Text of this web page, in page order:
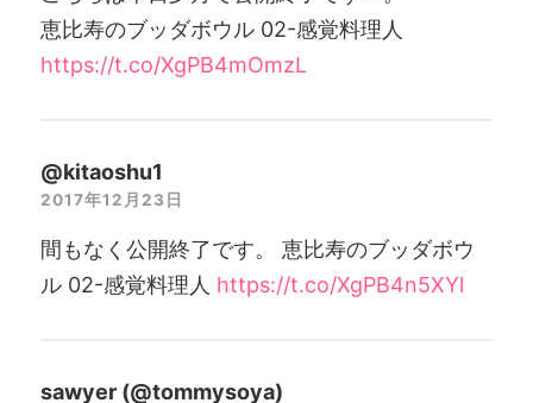
恵比寿のブッダボウル 02-感覚料理人
https://t.co/XgPB4mOmzL
@kitaoshu1
2017年12月23日
間もなく公開終了です。 恵比寿のブッダボウ
ル 02-感覚料理人 https://t.co/XgPB4n5XYl
sawyer (@tommysoya)